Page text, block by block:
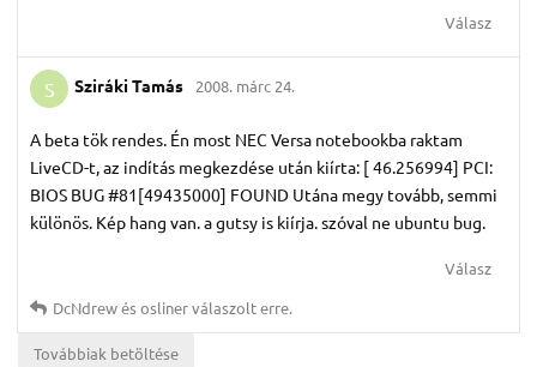
Válasz
S Sziráki Tamás 2008. márc 24.
A beta tök rendes. Én most NEC Versa notebookba raktam
LiveCD-t, az indítás megkezdése után kiírta: [ 46.256994] PCI:
BIOS BUG #81[49435000] FOUND Utána megy tovább, semmi
különös. Kép hang van. a gutsy is kiírja. szóval ne ubuntu bug.
Válasz
DcNdrewésoslinerválaszolt erre.
Továbbiak betöltése